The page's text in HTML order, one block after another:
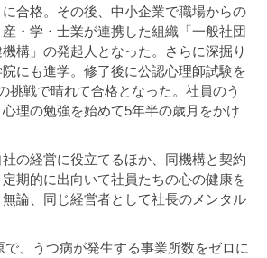
に合格。その後、中小企業で職場からの
・学・士業が連携した組織「一般社団
構」の発起人となった。さらに深掘り
にも進学。修了後に公認心理師試験を
挑戦で晴れて合格となった。社員のう
理の勉強を始めて5年半の歳月をかけ
の経営に役立てるほか、同機構と契約
期的に出向いて社員たちの心の健康を
論、同じ経営者として社長のメンタル
、うつ病が発生する事業所数をゼロに